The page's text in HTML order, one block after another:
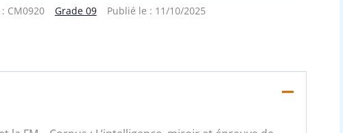
CM0920 Grade 09 Publié le : 11/10/2025